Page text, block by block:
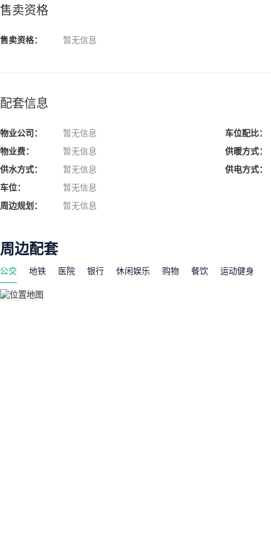
售卖资格
售卖资格： 暂无信息
配套信息
物业公司： 暂无信息
车位配比：
物业费：
暂无信息
供暖方式：
供水方式：
暂无信息
供电方式：
车位：
暂无信息
周边规划：
暂无信息
周边配套
公交 地铁 医院 银行 休闲娱乐 购物 餐饮 运动健身